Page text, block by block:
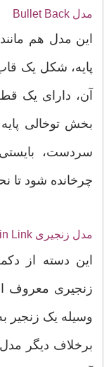
مدل Bullet Back
این مدل هم
پایه، شکل یک
آن، دارای یک
بخش توخالی
سردست،
چرخانده شود تا
مدل زنجیری Chain Link
این دسته از
زنجیری معروف
وسیله یک زنجیر
برخلاف دیگر